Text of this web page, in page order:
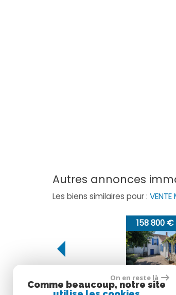
autres annonces
Les biens similaires pour :
L'Aiguillon-sur-Mer La
On en reste là
Comme beaucoup, notre site